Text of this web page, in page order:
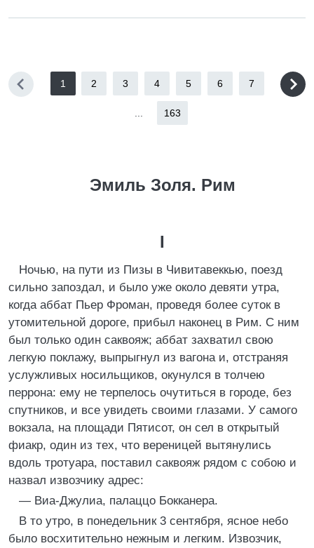
1 2 3 4 5 6 7
163
Эмиль Золя. Рим
I
Ночью, на пути из Пизы в Чивитавеккью, поезд
сильно запоздал, и было уже около девяти утра,
когда аббат Пьер Фроман, проведя более суток в
утомительной дороге, прибыл наконец в Рим. С ним
был только один саквояж; аббат захватил свою
легкую поклажу, выпрыгнул из вагона и, отстраняя
услужливых носильщиков, окунулся в толчею
перрона: ему не терпелось очутиться в городе, без
спутников, и все увидеть своими глазами. У самого
вокзала, на площади Пятисот, он сел в открытый
фиакр, один из тех, что вереницей вытянулись
вдоль тротуара, поставил саквояж рядом с собою и
назвал извозчику адрес:
— Виа-Джулиа, палаццо Бокканера.
В то утро, в понедельник 3 сентября, ясное небо
было восхитительно нежным и легким. Извозчик,